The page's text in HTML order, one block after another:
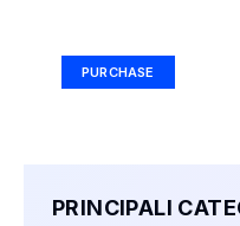
PURCHASE
PRINCIPALI